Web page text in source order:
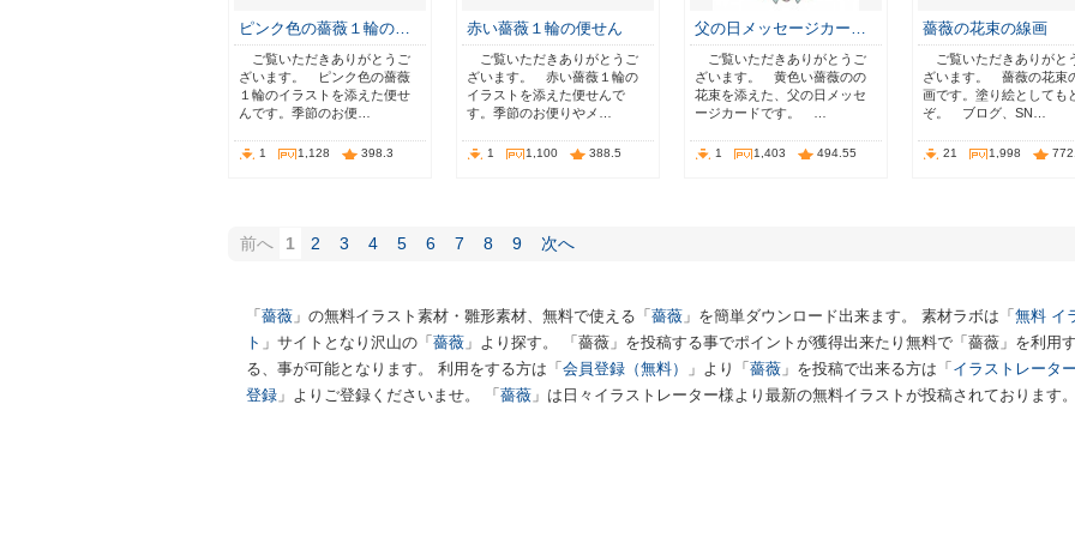
ピンク色の薔薇１輪の…
ご覧いただきありがとうご
ざいます。 ピンク色の薔薇
１輪のイラストを添えた便せ
んです。季節のお便…
1 1,128 398.3
赤い薔薇１輪の便せん
ご覧いただきありがとうご
ざいます。 赤い薔薇１輪の
イラストを添えた便せんで
す。季節のお便りやメ…
1 1,100 388.5
父の日メッセージカー…
ご覧いただきありがとうご
ざいます。 黄色い薔薇のの
花束を添えた、父の日メッセ
ージカードです。 …
1 1,403 494.55
薔薇の花束の線画
ご覧いただきありがと
ざいます。 薔薇の花束
画です。塗り絵としても
ぞ。 ブログ、SN…
21 1,998
前へ 1 2 3 4 5 6 7 8 9 次へ
「 薔薇 」の無料イラスト素材・雛形素材、無料で使える「 薔薇 」を簡単ダウンロード出来ます。 素材ラボは「 無料 イ
ト 」サイトとなり沢山の「 薔薇 」より探す。 「薔薇」を投稿する事でポイントが獲得出来たり無料で「薔薇」を利用す
る、事が可能となります。 利用をする方は「 会員登録（無料） 」より「 薔薇 」を投稿で出来る方は「 イラストレータ
登録 」よりご登録くださいませ。 「 薔薇 」は日々イラストレーター様より最新の無料イラストが投稿されております。